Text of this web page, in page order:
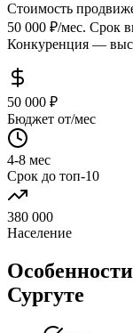
Стоимость
50 000 ₽/мес. Срок
Конкуренция —
50 000 ₽
Бюджет от/мес
4-8 мес
Срок до топ-10
380 000
Население
Сургуте